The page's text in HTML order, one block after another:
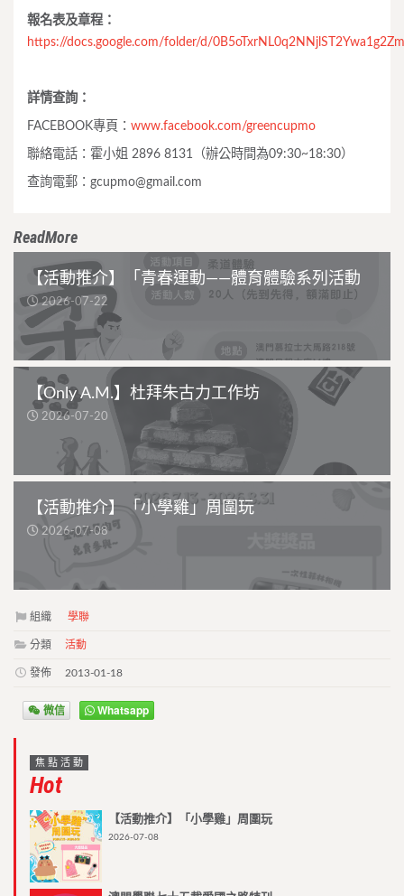
報名表及章程：
https://docs.google.com/folder/d/
詳情查詢：
FACEBOOK專頁： www.facebook.com/greencupmo
聯絡電話：霍小姐 2896 8131（辦公時間為09:30~18:30）
查詢電郵： gcupmo@gmail.com
ReadMore
【活動推介】「青春運動——體育體驗系列活動
2026-07-22
【Only A.M.】杜拜朱古力工作坊
2026-07-20
【活動推介】「小學雞」周圍玩
2026-07-08
組織 學聯
分類 活動
發佈 2013-01-18
微信 Whatsapp
焦點活動
Hot
【活動推介】「小學雞」周圍玩
2026-07-08